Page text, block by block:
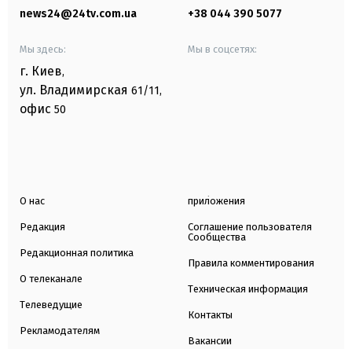
news24@24tv.com.ua +38 044 390 5077
Мы здесь:
г. Киев,
ул. Владимирская 61/11,
офис 50
Мы в соцсетях:
О нас
Редакция
Редакционная политика
О телеканале
Телеведущие
Рекламодателям
приложения
Соглашение пользователя
Сообщества
Правила комментирования
Техническая информация
Контакты
Вакансии